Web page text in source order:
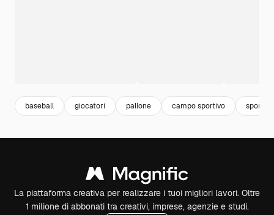
baseball giocatori pallone campo sportivo sport
La piattaforma creativa per realizzare i tuoi migliori lavori. Oltre
1 milione di abbonati tra creativi, imprese, agenzie e studi.